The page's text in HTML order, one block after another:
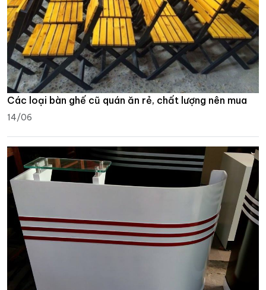
Các loại bàn ghế cũ quán ăn rẻ, chất lượng nên mua
14/06